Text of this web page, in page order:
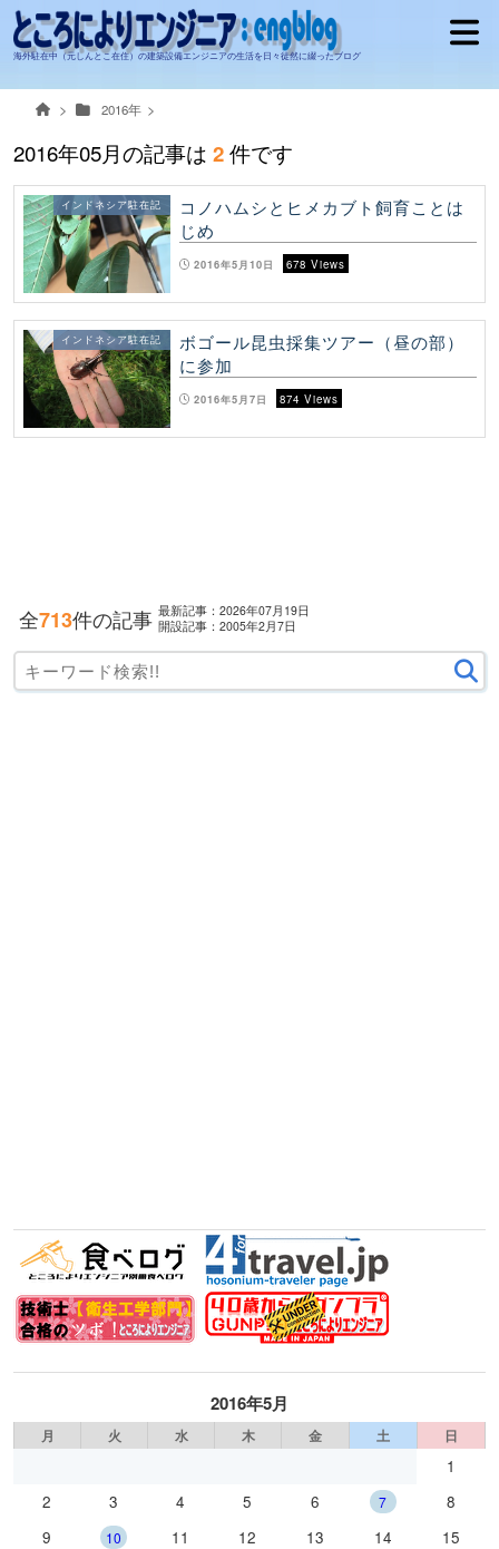
海外駐在中（元しんとこ在住）の建築設備エンジニアの生活を日々徒然に綴ったブログ
2016年
2016年05月の記事は 2件です
インドネシア駐在記
コノハムシとヒメカブト飼育ことは
じめ
2016年5月10日 678 Views
インドネシア駐在記
ボゴール昆虫採集ツアー（昼の部）
に参加
2016年5月7日 874 Views
全713件の記事 最新記事：2026年07月19日
開設記事：2005年2月7日
2016年5月
月 火 水 木 金 土 日
1
2
3 4 5 6 7
8
9
10 11 12 13 14
15